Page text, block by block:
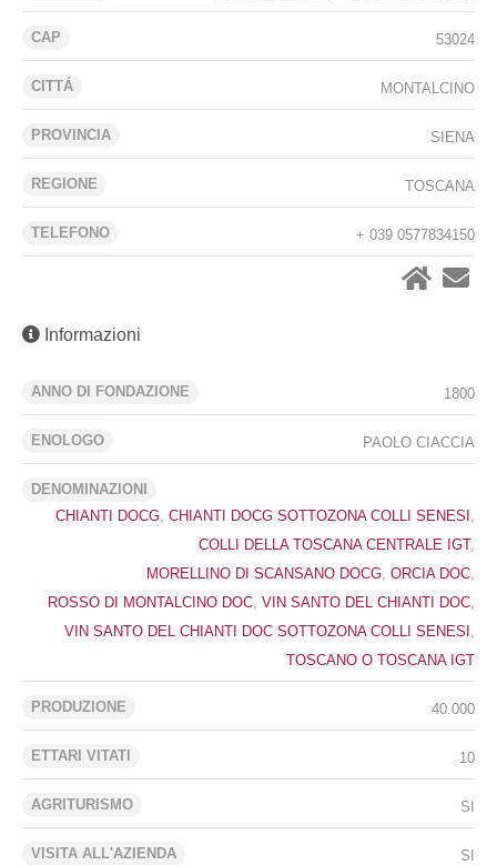
CAP 53024
CITTÁ MONTALCINO
PROVINCIA SIENA
REGIONE TOSCANA
TELEFONO + 039 0577834150
Informazioni
ANNO DI FONDAZIONE 1800
ENOLOGO PAOLO CIACCIA
DENOMINAZIONI
CHIANTI DOCG CHIANTI DOCG SOTTOZONA COLLI SENESI
COLLI DELLA TOSCANA CENTRALE IGT,
MORELLINO DI SCANSANO DOCG ORCIA DOC
ROSSO DI MONTALCINO DOC VIN SANTO DEL CHIANTI DOC
VIN SANTO DEL CHIANTI DOC SOTTOZONA COLLI SENESI
TOSCANO O TOSCANA IGT
PRODUZIONE 40.000
ETTARI VITATI 10
AGRITURISMO SI
VISITA ALL'AZIENDA SI